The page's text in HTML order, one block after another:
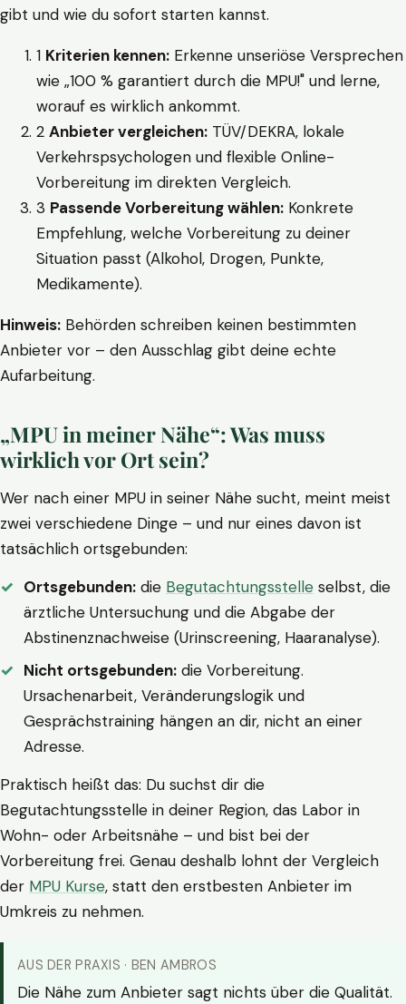
gibt und wie du sofort starten kannst.
1 Kriterien kennen: Erkenne unseriöse Versprechen
wie „100 % garantiert durch die MPU!" und lerne,
worauf es wirklich ankommt.
2 Anbieter vergleichen: TÜV/DEKRA, lokale
Verkehrspsychologen und flexible Online-
Vorbereitung im direkten Vergleich.
3 Passende Vorbereitung wählen: Konkrete
Empfehlung, welche Vorbereitung zu deiner
Situation passt (Alkohol, Drogen, Punkte,
Medikamente).
Hinweis: Behörden schreiben keinen bestimmten
Anbieter vor – den Ausschlag gibt deine echte
Aufarbeitung.
„MPU in meiner Nähe“: Was muss
wirklich vor Ort sein?
Wer nach einer MPU in seiner Nähe sucht, meint meist
zwei verschiedene Dinge – und nur eines davon ist
tatsächlich ortsgebunden:
Ortsgebunden: die Begutachtungsstelle selbst, die
ärztliche Untersuchung und die Abgabe der
Abstinenznachweise (Urinscreening, Haaranalyse).
Nicht ortsgebunden: die Vorbereitung.
Ursachenarbeit, Veränderungslogik und
Gesprächstraining hängen an dir, nicht an einer
Adresse.
Praktisch heißt das: Du suchst dir die
Begutachtungsstelle in deiner Region, das Labor in
Wohn- oder Arbeitsnähe – und bist bei der
Vorbereitung frei. Genau deshalb lohnt der Vergleich
der MPU Kurse, statt den erstbesten Anbieter im
Umkreis zu nehmen.
AUS DER PRAXIS · BEN AMBROS
Die Nähe zum Anbieter sagt nichts über die Qualität.